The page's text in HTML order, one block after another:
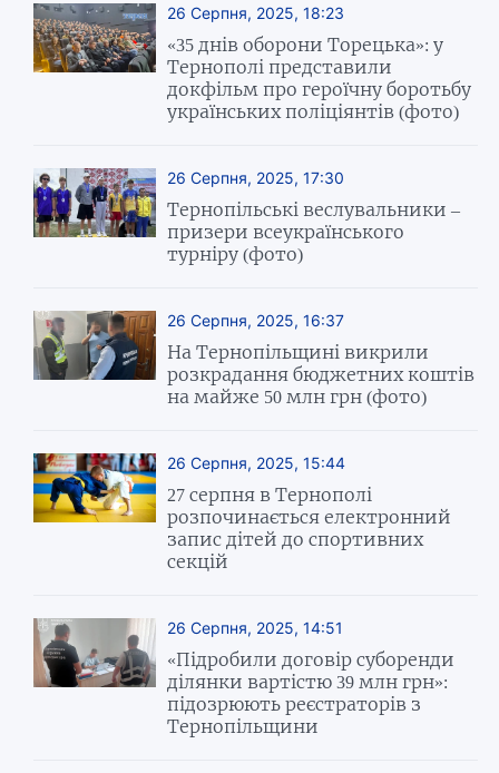
26 Серпня, 2025, 18:23
«35 днів оборони Торецька»: у
Тернополі представили
докфільм про героїчну боротьбу
українських поліціянтів (фото)
26 Серпня, 2025, 17:30
Тернопільські веслувальники –
призери всеукраїнського
турніру (фото)
26 Серпня, 2025, 16:37
На Тернопільщині викрили
розкрадання бюджетних коштів
на майже 50 млн грн (фото)
26 Серпня, 2025, 15:44
27 серпня в Тернополі
розпочинається електронний
запис дітей до спортивних
секцій
26 Серпня, 2025, 14:51
«Підробили договір суборенди
ділянки вартістю 39 млн грн»:
підозрюють реєстраторів з
Тернопільщини